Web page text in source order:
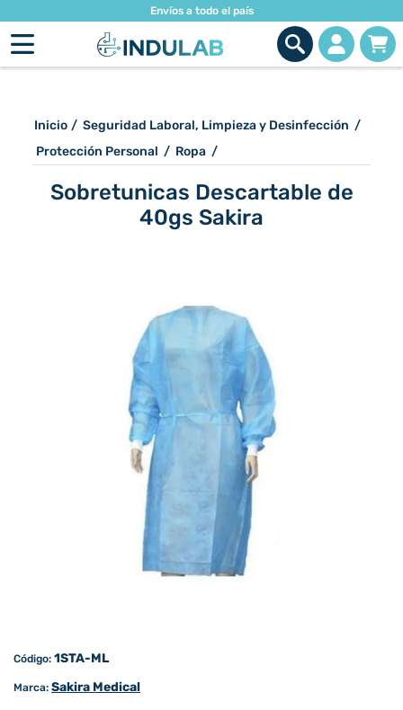
Envíos a todo el país
Inicio / Seguridad Laboral, Limpieza y Desinfección /
Protección Personal / Ropa /
Sobretunicas Descartable de
40gs Sakira
Código: 1STA-ML
Marca: Sakira Medical